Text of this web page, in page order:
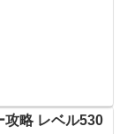
攻略 レベル530